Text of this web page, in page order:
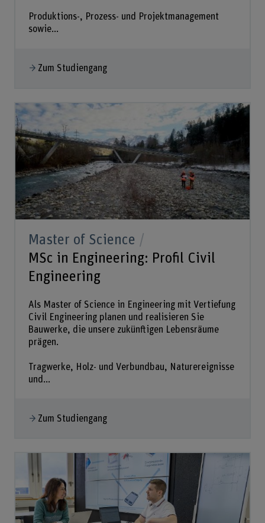
Produktions-, Prozess- und Projektmanagement
sowie...
Zum Studiengang
Master of Science
MSc in Engineering: Profil Civil
Engineering
Als Master of Science in Engineering mit Vertiefung
Civil Engineering planen und realisieren Sie
Bauwerke, die unsere zukünftigen Lebensräume
prägen.
Tragwerke, Holz- und Verbundbau, Naturereignisse
und...
Zum Studiengang